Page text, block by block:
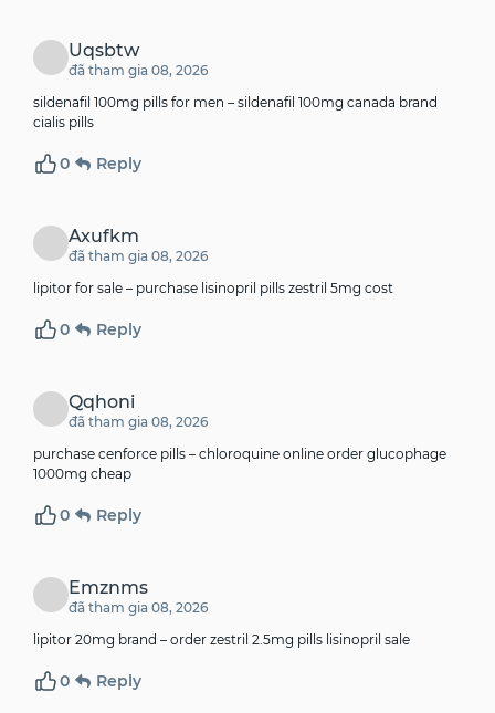
Uqsbtw
đã tham gia 08, 2026
sildenafil 100mg pills for men – sildenafil 100mg canada brand
cialis pills
0 Reply
Axufkm
đã tham gia 08, 2026
lipitor for sale – purchase lisinopril pills zestril 5mg cost
0 Reply
Qqhoni
đã tham gia 08, 2026
purchase cenforce pills – chloroquine online order glucophage
1000mg cheap
0 Reply
Emznms
đã tham gia 08, 2026
lipitor 20mg brand – order zestril 2.5mg pills lisinopril sale
0 Reply